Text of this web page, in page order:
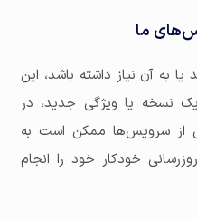
ما
یا به آن نیاز داشته باشد، این
یک نسخه یا ویژگی جدید، در
از سرویس‌ها ممکن است به
خودکار خود را انجام